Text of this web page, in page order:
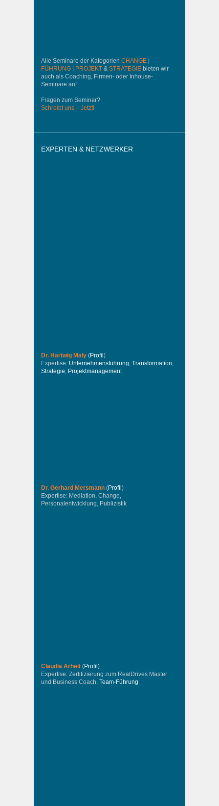
Alle Seminare der Kategorien CHANGE
FÜHRUNG
PROJEKT & STRATEGIE bieten wir
auch als Coaching, Firmen- oder Inhouse-
Seminare an!
Fragen zum Seminar?
Schreibt uns – Jetzt!
EXPERTEN & NETZWERKER
Dr. Hartwig Maly (Profil )
Expertise: Unternehmensführung, Transformation,
Strategie, Projektmanagement
Dr. Gerhard Mersmann (Profil )
Expertise: Mediation, Change,
Personalentwicklung, Publizistik
Claudia Arheit (Profil )
Expertise: Zertifizierung zum RealDrives Master
und Business Coach, Team-Führung